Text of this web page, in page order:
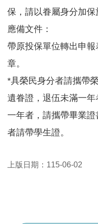
本
區
介
息
生
便
民
保，請以眷屬身分加保
應備文件：
帶原投保單位轉出申
章。
*具榮民身分者請攜帶
遺眷證，退伍未滿一
一年者，請攜帶畢業
者請帶學生證。
上版日期：115-06-02